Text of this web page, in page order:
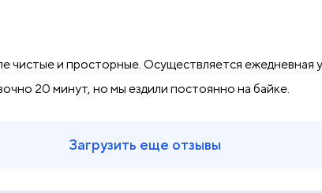
чистые и просторные. Осуществляется ежедневная
20 минут, но мы ездили постоянно на байке.
Загрузить еще отзывы